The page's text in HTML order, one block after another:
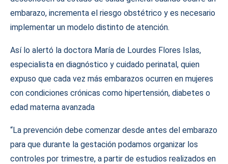
embarazo, incrementa el riesgo obstétrico y es necesario
implementar un modelo distinto de atención.
Así lo alertó la doctora María de Lourdes Flores Islas,
especialista en diagnóstico y cuidado perinatal, quien
expuso que cada vez más embarazos ocurren en mujeres
con condiciones crónicas como hipertensión, diabetes o
edad materna avanzada
“La prevención debe comenzar desde antes del embarazo
para que durante la gestación podamos organizar los
controles por trimestre, a partir de estudios realizados en